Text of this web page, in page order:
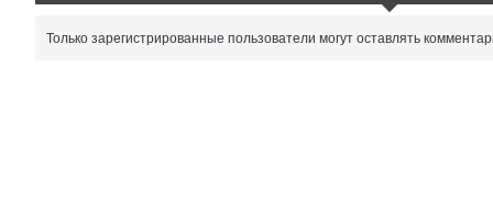
Только зарегистрированные пользователи могут оставлять